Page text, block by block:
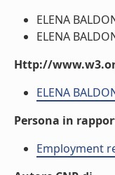
ELENA
ELENA
Http://
ELENA
Persona in
Employment